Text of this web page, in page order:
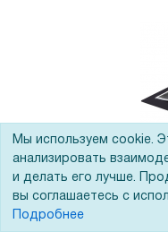
Сканер Fujitsu /
Артикул:108-010220
Мы используем cookie.
анализировать
и делать его лучше.
вы соглашаетесь с
Подробнее